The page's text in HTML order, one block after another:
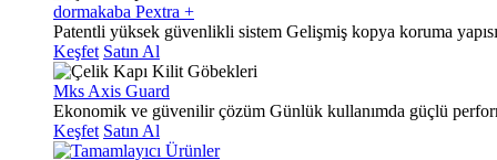
dormakaba Pextra +
Patentli yüksek güvenlikli sistem Gelişmiş kopya koruma yapısı
Keşfet Satın Al
Mks Axis Guard
Ekonomik ve güvenilir çözüm Günlük kullanımda güçlü
Keşfet Satın Al